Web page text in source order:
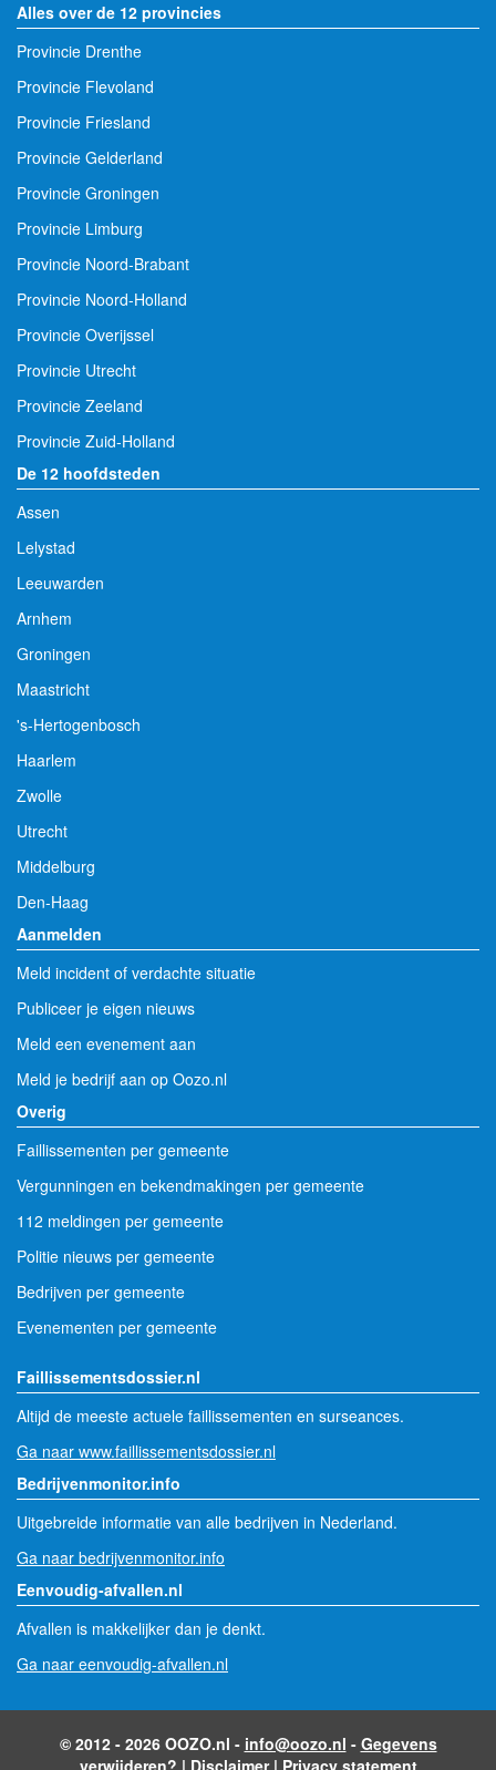
Alles over de 12 provincies
Provincie Drenthe
Provincie Flevoland
Provincie Friesland
Provincie Gelderland
Provincie Groningen
Provincie Limburg
Provincie Noord-Brabant
Provincie Noord-Holland
Provincie Overijssel
Provincie Utrecht
Provincie Zeeland
Provincie Zuid-Holland
De 12 hoofdsteden
Assen
Lelystad
Leeuwarden
Arnhem
Groningen
Maastricht
's-Hertogenbosch
Haarlem
Zwolle
Utrecht
Middelburg
Den-Haag
Aanmelden
Meld incident of verdachte situatie
Publiceer je eigen nieuws
Meld een evenement aan
Meld je bedrijf aan op Oozo.nl
Overig
Faillissementen per gemeente
Vergunningen en bekendmakingen per gemeente
112 meldingen per gemeente
Politie nieuws per gemeente
Bedrijven per gemeente
Evenementen per gemeente
Faillissementsdossier.nl
Altijd de meeste actuele faillissementen en surseances.
Ga naar www.faillissementsdossier.nl
Bedrijvenmonitor.info
Uitgebreide informatie van alle bedrijven in Nederland.
Ga naar bedrijvenmonitor.info
Eenvoudig-afvallen.nl
Afvallen is makkelijker dan je denkt.
Ga naar eenvoudig-afvallen.nl
© 2012 - 2026 OOZO.nl - info@oozo.nl - Gegevens
verwijderen? | Disclaimer| Privacy statement